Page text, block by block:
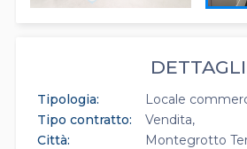
DETTAGLI
Tipologia:
Locale
Tipo contratto:
Vendita
Città:
Montegrotto